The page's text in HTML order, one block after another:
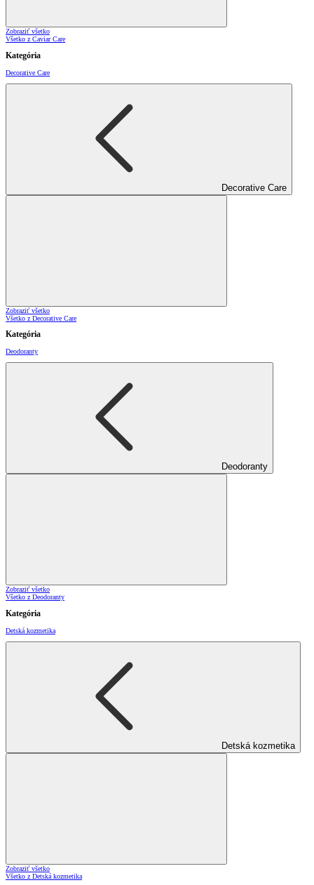
Zobraziť všetko
Všetko z Caviar Care
Kategória
Decorative Care
Decorative Care
Zobraziť všetko
Všetko z Decorative Care
Kategória
Deodoranty
Deodoranty
Zobraziť všetko
Všetko z Deodoranty
Kategória
Detská kozmetika
Detská kozmetika
Zobraziť všetko
Všetko z Detská kozmetika